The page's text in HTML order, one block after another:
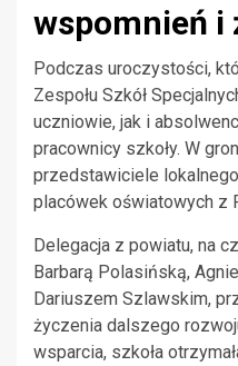
wspomnień i
Podczas uroczystości,
Zespołu Szkół
uczniowie, jak i
pracownicy szkoły. W
przedstawiciele
placówek oświatowych z
Delegacja z powiatu, na
Barbarą Polasińską,
Dariuszem Szlawskim,
życzenia dalszego
wsparcia, szkoła